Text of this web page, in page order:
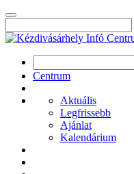
Centrum
Aktuális
Legfrissebb
Ajánlat
Kalendárium